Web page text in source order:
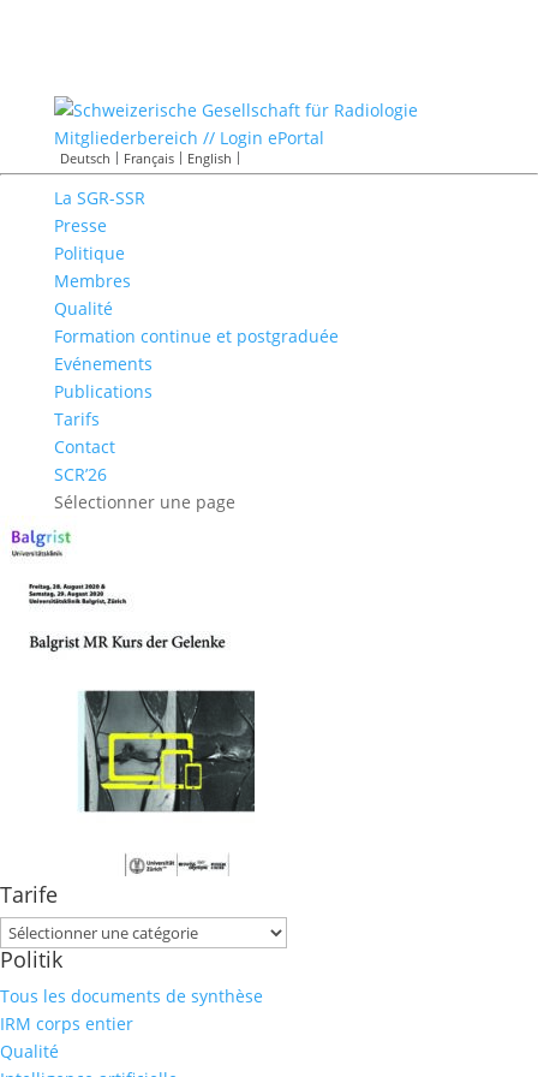
Mitgliederbereich // Login ePortal
Deutsch Français English
La SGR-SSR
Presse
Politique
Membres
Qualité
Formation continue et postgraduée
Evénements
Publications
Tarifs
Contact
SCR’26
Sélectionner une page
Tarife
Tarife
Politik
Tous les documents de synthèse
IRM corps entier
Qualité